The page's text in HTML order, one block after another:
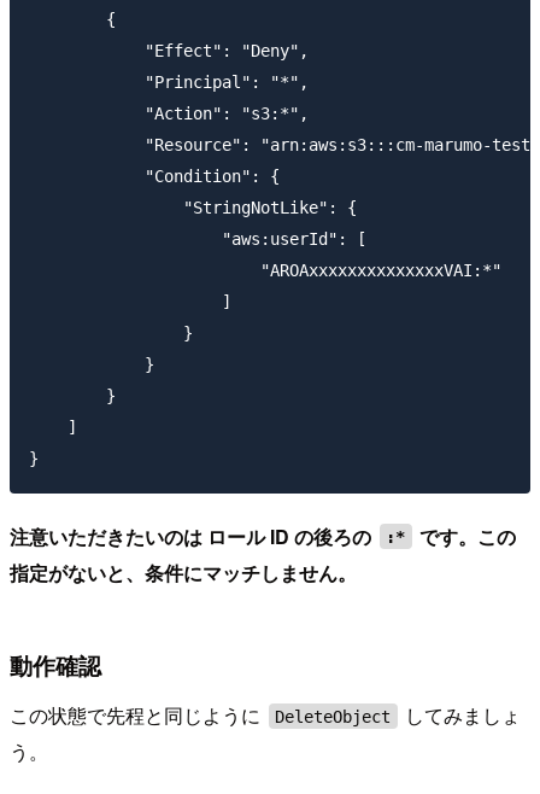
        {
            "Effect": "Deny",
            "Principal": "*",
            "Action": "s3:*",
"Resource": "arn:aws:s3:::cm-marumo-
            "Condition": {
                "StringNotLike": {
                    "aws:userId": [
                        "AROAxxxxxxxxxxxxxxVAI:*"
                    ]
                }
            }
        }
    ]
注意いただきたいのは ロール ID の後ろの :*
です。この
指定がないと、条件にマッチしません。
動作確認
この状態で先程と同じように DeleteObject
してみましょ
う。